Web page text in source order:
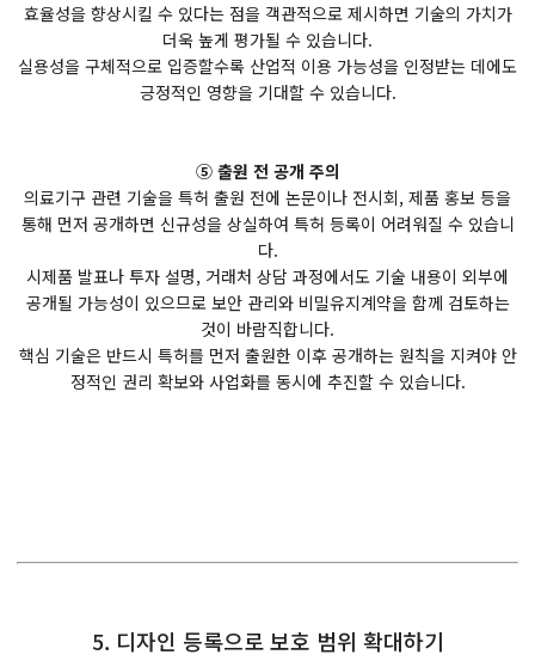
효율성을 향상시킬 수 있다는 점을 객관적으로 제시하면 기술의 가치가
더욱 높게 평가될 수 있습니다.
실용성을 구체적으로 입증할수록 산업적 이용 가능성을 인정받는 데에도
긍정적인 영향을 기대할 수 있습니다.
⑤ 출원 전 공개 주의
의료기구 관련 기술을 특허 출원 전에 논문이나 전시회, 제품 홍보 등을
통해 먼저 공개하면 신규성을 상실하여 특허 등록이 어려워질 수 있습니
다.
시제품 발표나 투자 설명, 거래처 상담 과정에서도 기술 내용이 외부에
공개될 가능성이 있으므로 보안 관리와 비밀유지계약을 함께 검토하는
것이 바람직합니다.
핵심 기술은 반드시 특허를 먼저 출원한 이후 공개하는 원칙을 지켜야 안
정적인 권리 확보와 사업화를 동시에 추진할 수 있습니다.
5. 디자인 등록으로 보호 범위 확대하기